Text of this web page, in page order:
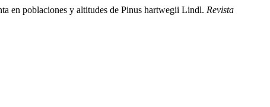
en poblaciones y altitudes de Pinus hartwegii Lindl. Revista